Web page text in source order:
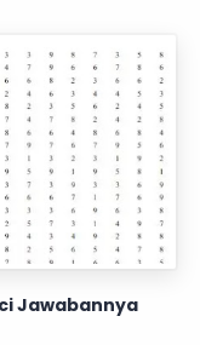
Jawabannya